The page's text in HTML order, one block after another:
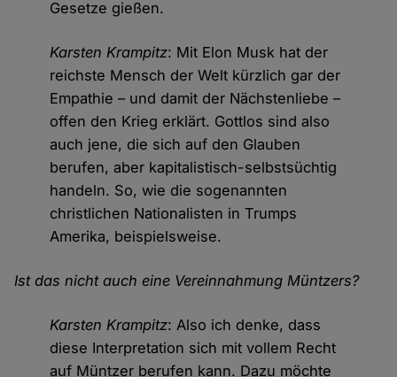
Gesetze gießen.
Karsten Krampitz: Mit Elon Musk hat der
reichste Mensch der Welt kürzlich gar der
Empathie – und damit der Nächstenliebe –
offen den Krieg erklärt. Gottlos sind also
auch jene, die sich auf den Glauben
berufen, aber kapitalistisch-selbstsüchtig
handeln. So, wie die sogenannten
christlichen Nationalisten in Trumps
Amerika, beispielsweise.
Ist das nicht auch eine Vereinnahmung Müntzers?
Karsten Krampitz: Also ich denke, dass
diese Interpretation sich mit vollem Recht
auf Müntzer berufen kann. Dazu möchte